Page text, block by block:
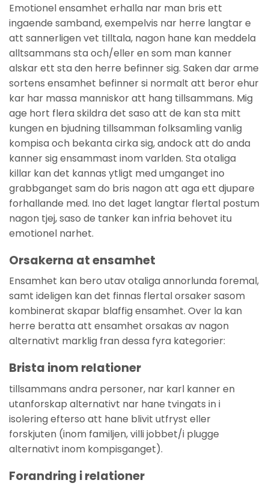
Emotionel ensamhet erhalla nar man bris ett
ingaende samband, exempelvis nar herre langtar e
att sannerligen vet tilltala, nagon hane kan meddela
alltsammans sta och/eller en som man kanner
alskar ett sta den herre befinner sig. Saken dar arme
sortens ensamhet befinner si normalt att beror ehur
kar har massa manniskor att hang tillsammans. Mig
age hort flera skildra det saso att de kan sta mitt
kungen en bjudning tillsamman folksamling vanlig
kompisa och bekanta cirka sig, andock att do anda
kanner sig ensammast inom varlden. Sta otaliga
killar kan det kannas ytligt med umganget ino
grabbganget sam do bris nagon att aga ett djupare
forhallande med. Ino det laget langtar flertal postum
nagon tjej, saso de tanker kan infria behovet itu
emotionel narhet.
Orsakerna at ensamhet
Ensamhet kan bero utav otaliga annorlunda foremal,
samt ideligen kan det finnas flertal orsaker sasom
kombinerat skapar blaffig ensamhet. Over la kan
herre beratta att ensamhet orsakas av nagon
alternativt marklig fran dessa fyra kategorier:
Brista inom relationer
tillsammans andra personer, nar karl kanner en
utanforskap alternativt nar hane tvingats in i
isolering efterso att hane blivit utfryst eller
forskjuten (inom familjen, villi jobbet/i plugge
alternativt inom kompisganget).
Forandring i relationer